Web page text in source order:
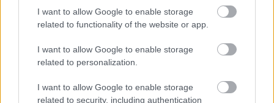
I want to allow Google to enable storage
related to functionality of the website or app.
I want to allow Google to enable storage
related to personalization.
I want to allow Google to enable storage
related to security, including authentication
Pérez és Verstappen négy idényen át voltak csapattársak, és jövőre már